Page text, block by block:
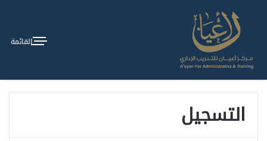
القائمة
التسجيل